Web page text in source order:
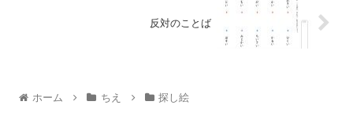
反対のことば
ホーム ちえ 探し絵